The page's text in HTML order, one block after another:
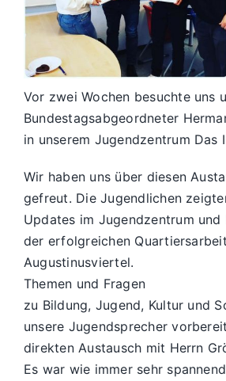
Vor zwei Wochen besuchte uns
Bundestagsabgeordneter
in unserem Jugendzentrum Das
Wir haben uns über diesen
gefreut. Die Jugendlichen
Updates im Jugendzentrum
der erfolgreichen
Augustinusviertel.
Themen und Fragen
zu Bildung, Jugend, Kultur und
unsere Jugendsprecher
direkten Austausch mit Herrn
Es war wie immer sehr